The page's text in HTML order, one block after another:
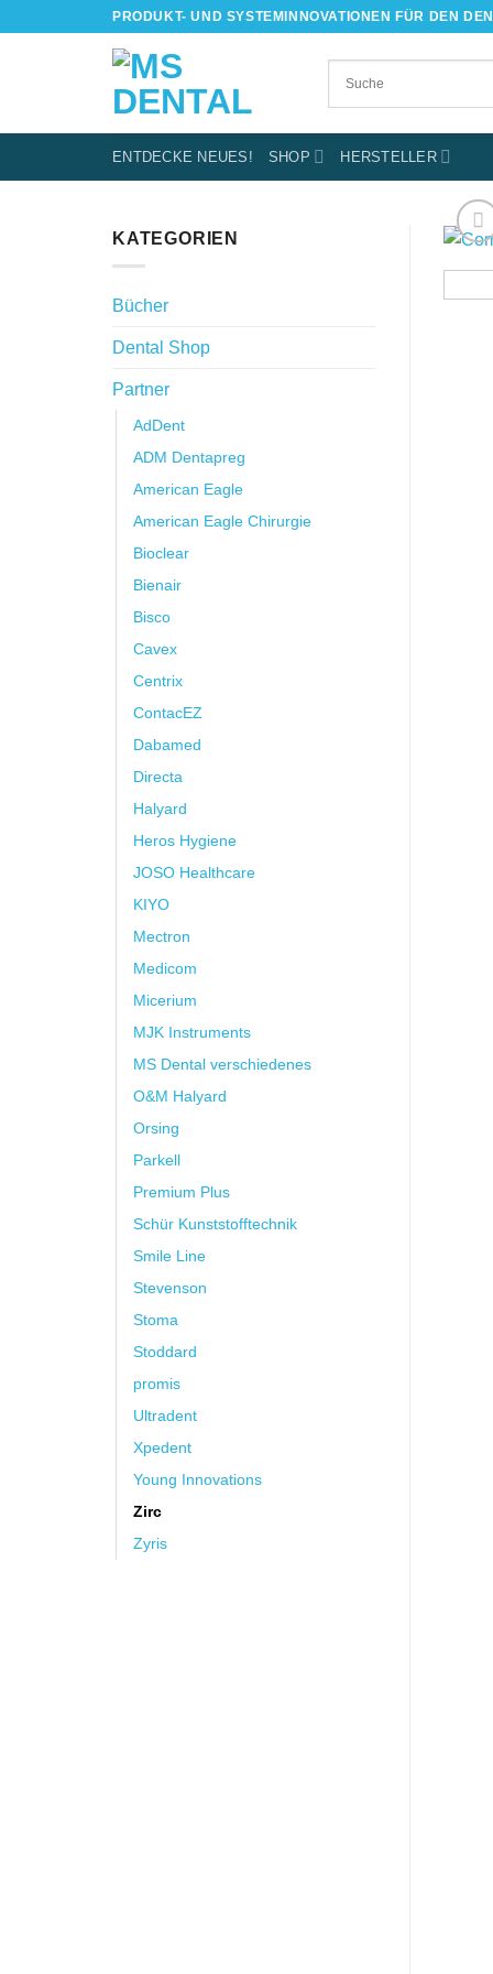
PRODUKT- UND SYSTEMINNOVATIONEN FÜR DEN
ENTDECKE NEUES! SHOP HERSTELLER
KATEGORIEN
Bücher
Dental Shop
Partner
AdDent
ADM Dentapreg
American Eagle
American Eagle Chirurgie
Bioclear
Bienair
Bisco
Cavex
Centrix
ContacEZ
Dabamed
Directa
Halyard
Heros Hygiene
JOSO Healthcare
KIYO
Mectron
Medicom
Micerium
MJK Instruments
MS Dental verschiedenes
O&M Halyard
Orsing
Parkell
Premium Plus
Schür Kunststofftechnik
Smile Line
Stevenson
Stoma
Stoddard
promis
Ultradent
Xpedent
Young Innovations
Zirc
Zyris